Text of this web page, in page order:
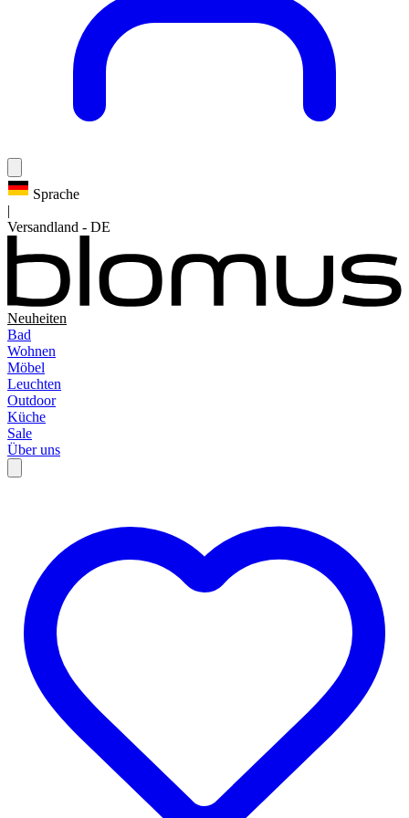
Sprache
|
Versandland - DE
Neuheiten
Bad
Wohnen
Möbel
Leuchten
Outdoor
Küche
Sale
Über uns